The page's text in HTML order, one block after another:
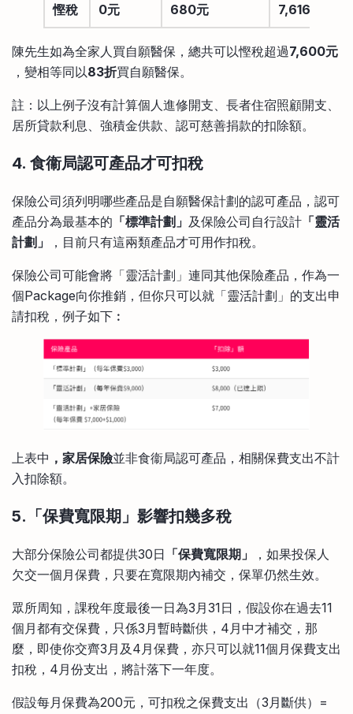
慳稅 0元 680元 7,616元
陳先生如為全家人買自願醫保，總共可以慳稅超過7,600元
，變相等同以83折買自願醫保。
註：以上例子沒有計算個人進修開支、長者住宿照顧開支、
居所貸款利息、強積金供款、認可慈善捐款的扣除額。
4. 食衞局認可產品才可扣稅
保險公司須列明哪些產品是自願醫保計劃的認可產品，認可
產品分為最基本的 「標準計劃」 及保險公司自行設計 「靈活
計劃」
，目前只有這兩類產品才可用作扣稅。
保險公司可能會將「靈活計劃」連同其他保險產品，作為一
個Package向你推銷，但你只可以就「靈活計劃」的支出申
請扣稅，例子如下︰
上表中 ，家居保險並非食衞局認可產品，相關保費支出不計
入扣除額。
5.「保費寬限期」影響扣幾多稅
大部分保險公司都提供30日 「保費寬限期」
，如果投保人
欠交一個月保費，只要在寬限期內補交，保單仍然生效。
眾所周知，課稅年度最後一日為3月31日，假設你在過去11
個月都有交保費，只係3月暫時斷供，4月中才補交，那
麼，即使你交齊3月及4月保費，亦只可以就11個月保費支出
扣稅，4月份支出，將計落下一年度。
假設每月保費為200元，可扣稅之保費支出（3月斷供）=